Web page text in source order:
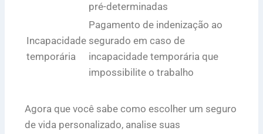
pré-determinadas
Incapacidade
temporária
Pagamento de indenização ao
segurado em caso de
incapacidade temporária que
impossibilite o trabalho
Agora que você sabe como escolher um seguro
de vida personalizado, analise suas